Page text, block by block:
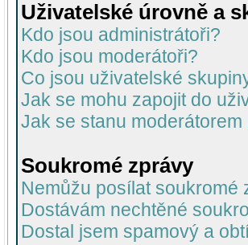
Uživatelské úrovně a
Kdo jsou administrátoři?
Kdo jsou moderátoři?
Co jsou uživatelské
Jak se mohu zapojit do
Jak se stanu
Soukromé zprávy
Nemůžu posílat soukromé
Dostávám nechtěné
Dostal jsem spamový a